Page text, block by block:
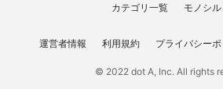
カテゴリ一覧 モノシ
運営者情報 利用規約 プライバシー
© 2022 dot A, Inc. All rights